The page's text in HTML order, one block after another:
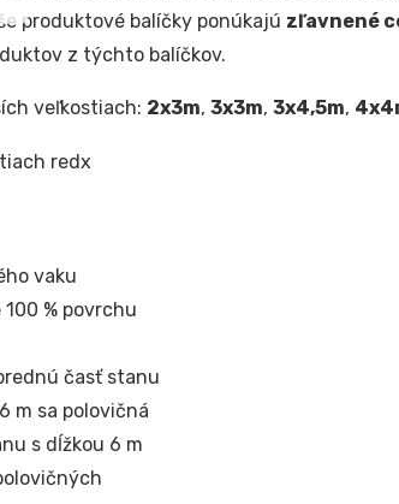
produktové balíčky ponúkajú zľavnené
z týchto balíčkov.
veľkostiach: 2x3m, 3x3m, 3x4,5m,
vaku
% povrchu
časť stanu
m sa polovičná
s dĺžkou 6 m